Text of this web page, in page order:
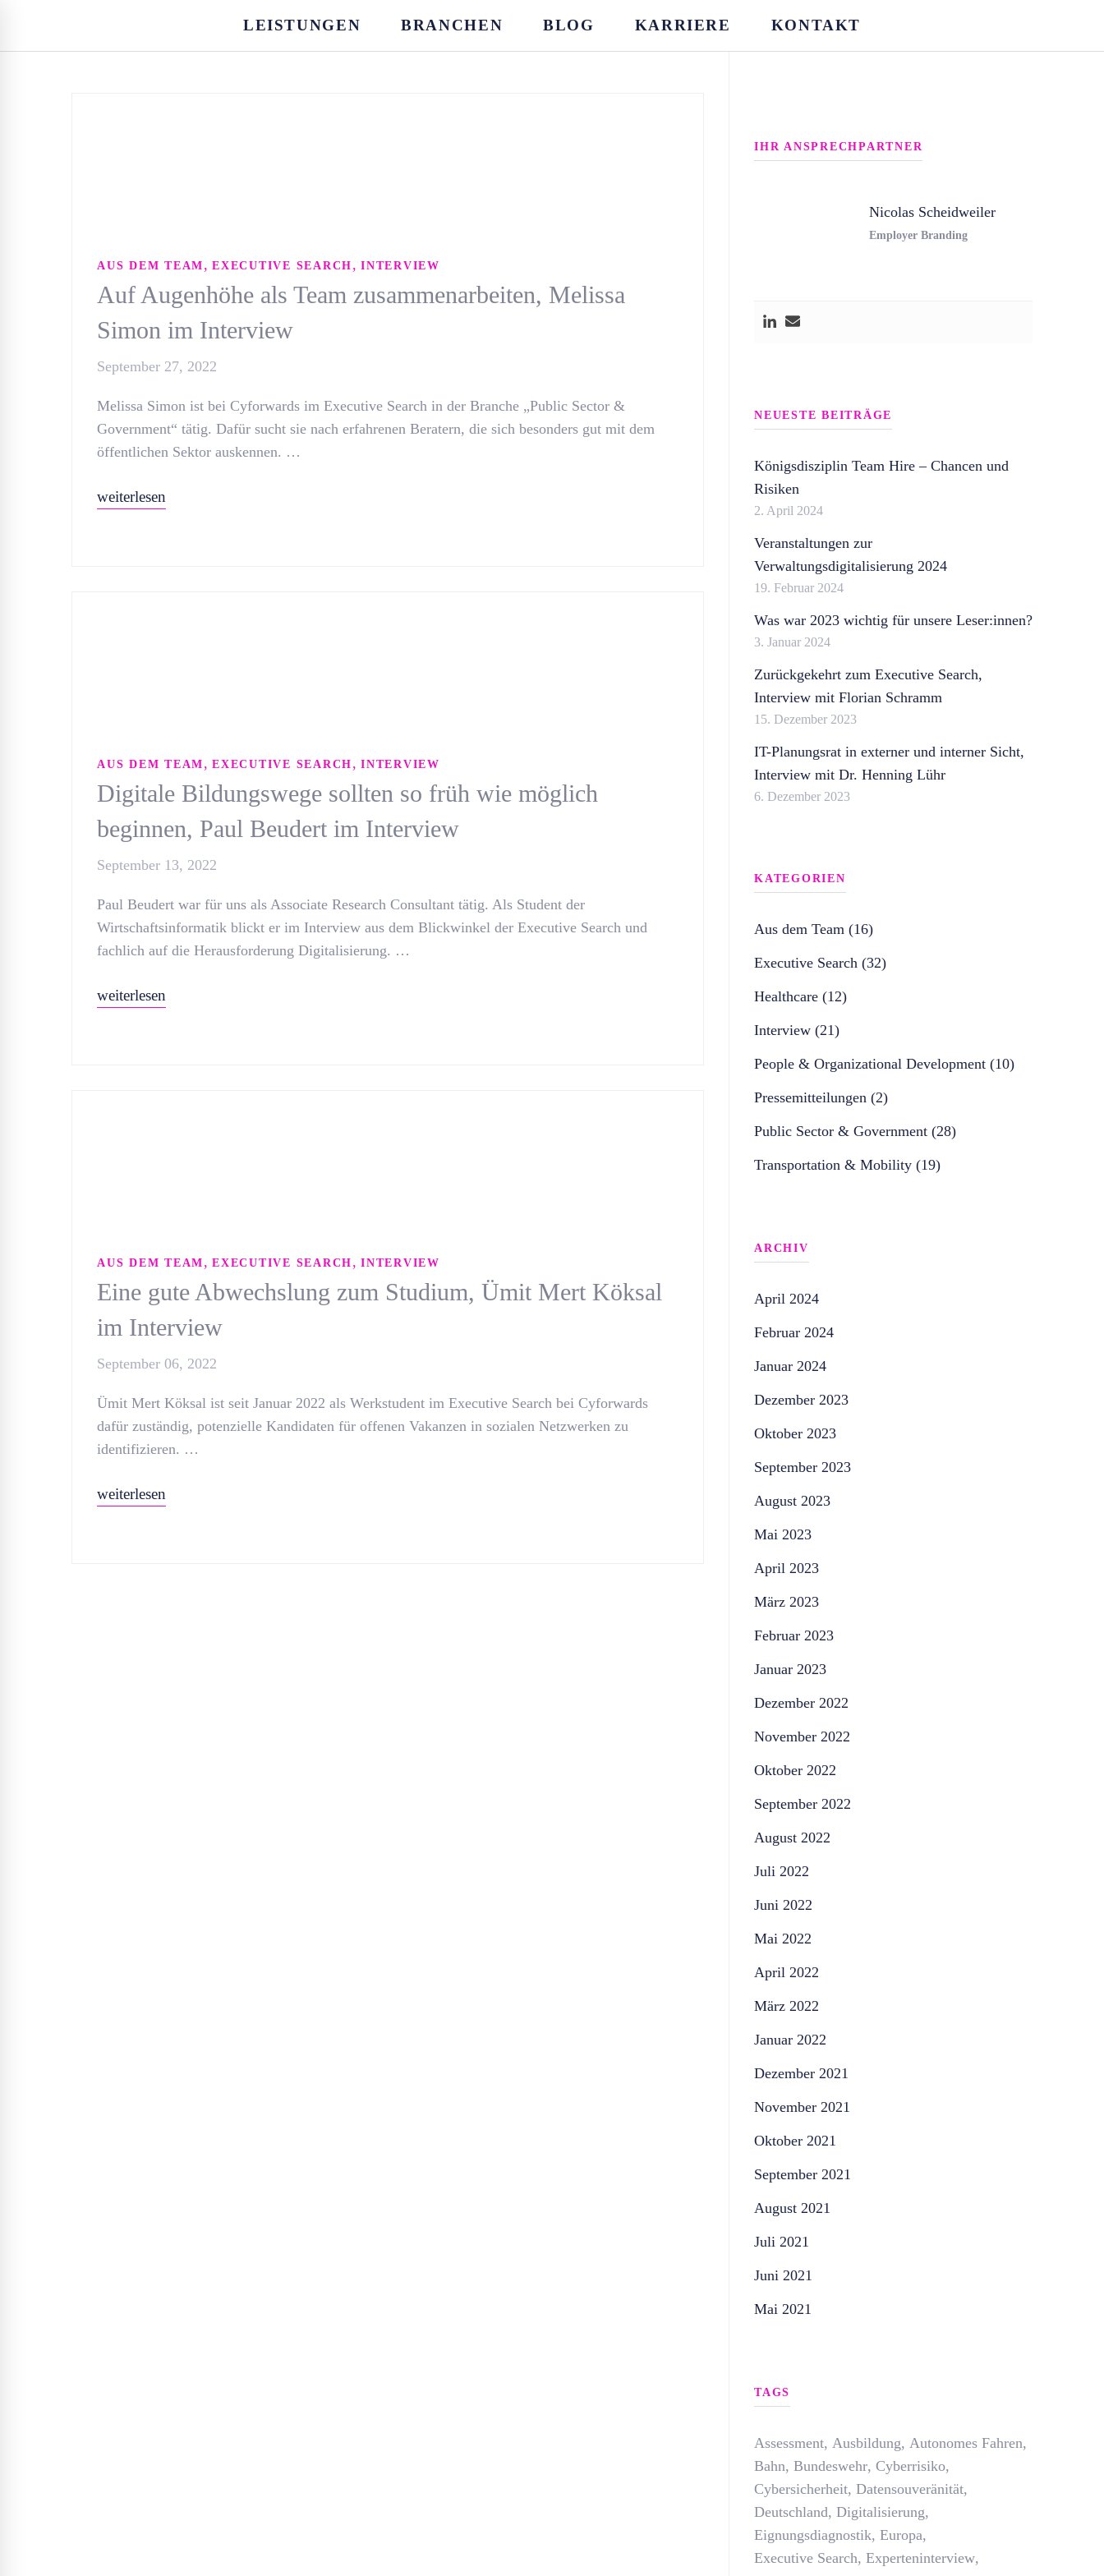
LEISTUNGEN BRANCHEN BLOG KARRIERE KONTAKT
AUS DEM TEAM , EXECUTIVE SEARCH , INTERVIEW
Auf Augenhöhe als Team zusammenarbeiten, Melissa
Simon im Interview
September 27, 2022
Melissa Simon ist bei Cyforwards im Executive Search in der Branche „Public Sector &
Government“ tätig. Dafür sucht sie nach erfahrenen Beratern, die sich besonders gut mit dem
öffentlichen Sektor auskennen. …
weiterlesen
AUS DEM TEAM , EXECUTIVE SEARCH , INTERVIEW
Digitale Bildungswege sollten so früh wie möglich
beginnen, Paul Beudert im Interview
September 13, 2022
Paul Beudert war für uns als Associate Research Consultant tätig. Als Student der
Wirtschaftsinformatik blickt er im Interview aus dem Blickwinkel der Executive Search und
fachlich auf die Herausforderung Digitalisierung. …
weiterlesen
AUS DEM TEAM , EXECUTIVE SEARCH , INTERVIEW
Eine gute Abwechslung zum Studium, Ümit Mert Köksal
im Interview
September 06, 2022
Ümit Mert Köksal ist seit Januar 2022 als Werkstudent im Executive Search bei Cyforwards
dafür zuständig, potenzielle Kandidaten für offenen Vakanzen in sozialen Netzwerken zu
identifizieren. …
weiterlesen
IHR ANSPRECHPARTNER
Nicolas Scheidweiler
Employer Branding
NEUESTE BEITRÄGE
Königsdisziplin Team Hire – Chancen und
Risiken
2. April 2024
Veranstaltungen zur
Verwaltungsdigitalisierung 2024
19. Februar 2024
Was war 2023 wichtig für unsere Leser:innen?
3. Januar 2024
Zurückgekehrt zum Executive Search,
Interview mit Florian Schramm
15. Dezember 2023
IT-Planungsrat in externer und interner Sicht,
Interview mit Dr. Henning Lühr
6. Dezember 2023
KATEGORIEN
Aus dem Team (16)
Executive Search (32)
Healthcare (12)
Interview (21)
People & Organizational Development (10)
Pressemitteilungen (2)
Public Sector & Government (28)
Transportation & Mobility (19)
ARCHIV
April 2024
Februar 2024
Januar 2024
Dezember 2023
Oktober 2023
September 2023
August 2023
Mai 2023
April 2023
März 2023
Februar 2023
Januar 2023
Dezember 2022
November 2022
Oktober 2022
September 2022
August 2022
Juli 2022
Juni 2022
Mai 2022
April 2022
März 2022
Januar 2022
Dezember 2021
November 2021
Oktober 2021
September 2021
August 2021
Juli 2021
Juni 2021
Mai 2021
TAGS
Assessment, Ausbildung, Autonomes Fahren,
Bahn, Bundeswehr, Cyberrisiko,
Cybersicherheit, Datensouveränität,
Deutschland, Digitalisierung,
Eignungsdiagnostik, Europa,
Executive Search, Experteninterview,